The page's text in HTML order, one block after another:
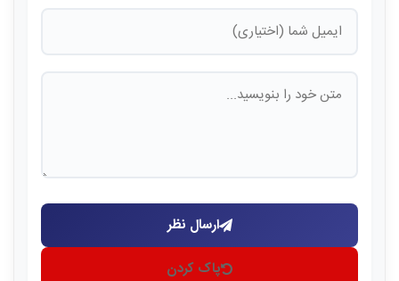
ارسال نظر
پاک کردن